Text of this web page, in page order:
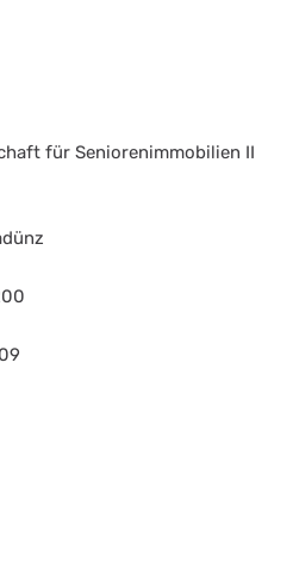
für Seniorenimmobilien II